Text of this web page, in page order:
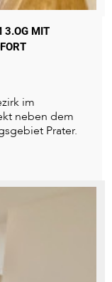
3.OG MIT
V
im
neben dem
Prater.